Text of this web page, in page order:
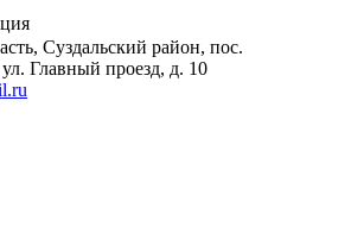
Суздальский район, пос.
Главный проезд, д. 10